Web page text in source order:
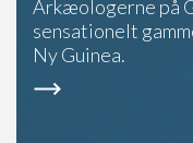
Arkæologerne på
sensationelt
Ny Guinea.